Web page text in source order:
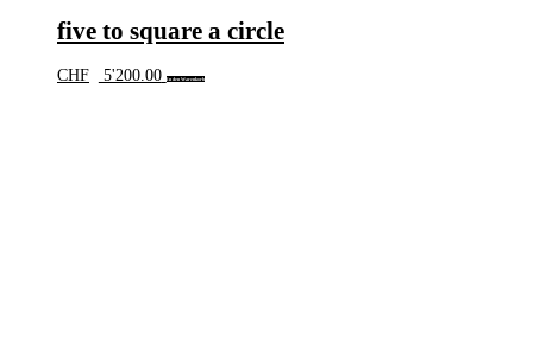
five to square a circle
CHF 5'200.00 In den Warenkorb